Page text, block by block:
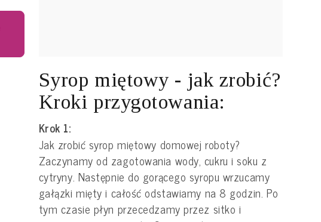
Syrop miętowy - jak zrobić?
Kroki przygotowania:
Krok 1:
Jak zrobić syrop miętowy domowej roboty?
Zaczynamy od zagotowania wody, cukru i soku z
cytryny. Następnie do gorącego syropu wrzucamy
gałązki mięty i całość odstawiamy na 8 godzin. Po
tym czasie płyn przecedzamy przez sitko i